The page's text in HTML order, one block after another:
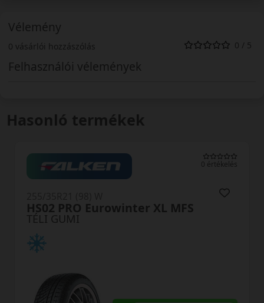
Vélemény
0 vásárlói hozzászólás 0 / 5
Felhasználói vélemények
Hasonló termékek
0 értékelés
TÉLI GUMI
P Zero Winter2 XL